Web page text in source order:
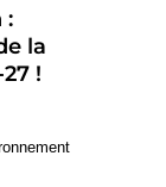
:
la
!